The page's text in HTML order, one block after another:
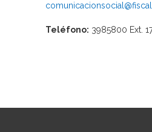
Teléfono: 3985800 Ext.